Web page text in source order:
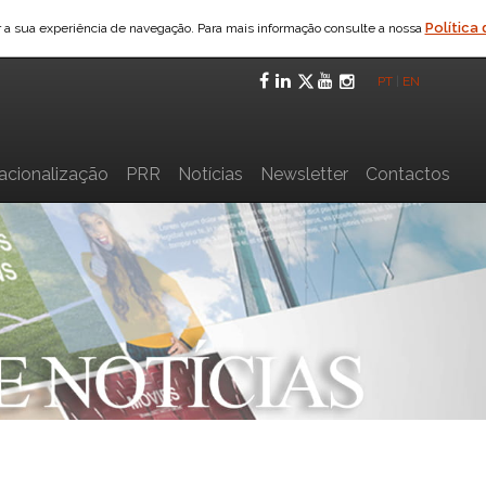
sua experiência de navegação. Para mais informação consulte a nossa Política
Facebook
LinkedIn
Twitter
YouTube
PT EN
PRR Notícias Newsletter Contactos